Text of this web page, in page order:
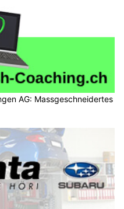
AG: Massgeschneidertes